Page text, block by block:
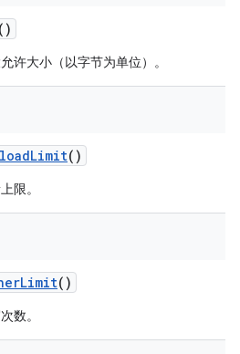
()
许大小（以字节为单位）。
Limit()
限。
Limit()
数。